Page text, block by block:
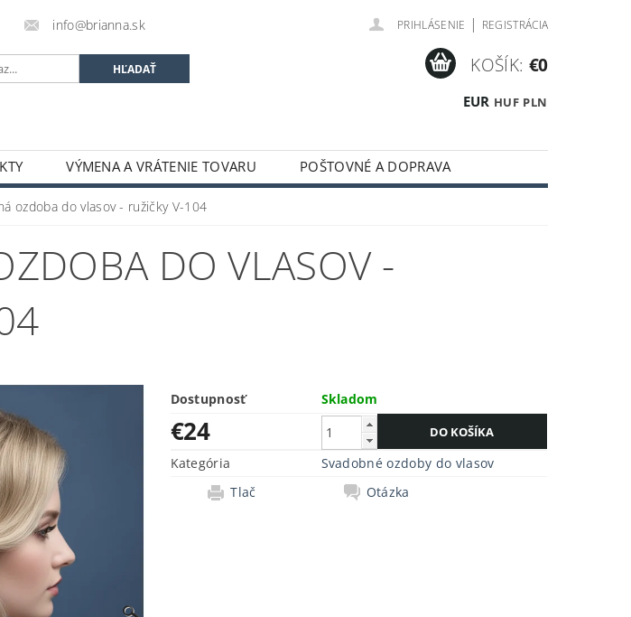
info@brianna.sk PRIHLÁSENIE | REGISTRÁCIA
EUR HUF PLN
KOŠÍK: €0
VÝMENA A VRÁTENIE TOVARU
POŠTOVNÉ A DOPRAVA
ozdoba do vlasov - ružičky V-104
DO VLASOV -
Dostupnosť Skladom
€24
Kategória
Svadobné ozdoby do vlasov
Tlač
Otázka